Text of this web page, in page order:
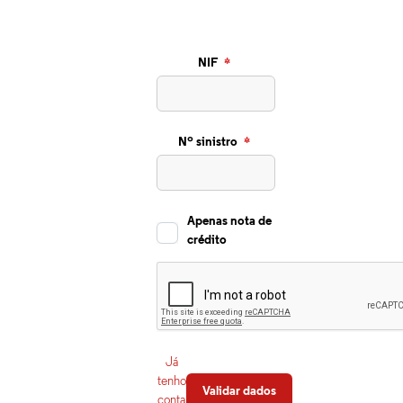
NIF
Nº sinistro
Apenas nota de
crédito
Já
tenho